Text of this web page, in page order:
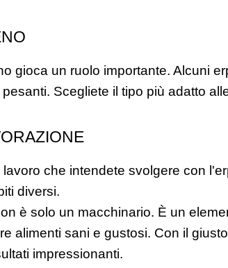
gioca un ruolo importante. Alcuni
pesanti. Scegliete il tipo più adatto
che intendete svolgere con
diversi.
è solo un macchinario. È un
alimenti sani e gustosi. Con il
impressionanti.